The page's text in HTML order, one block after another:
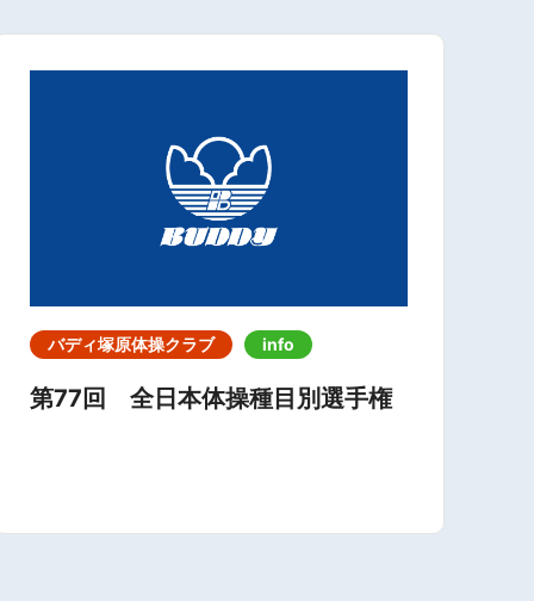
バディ塚原体操クラブ info
第77回 全日本体操種目別選手権